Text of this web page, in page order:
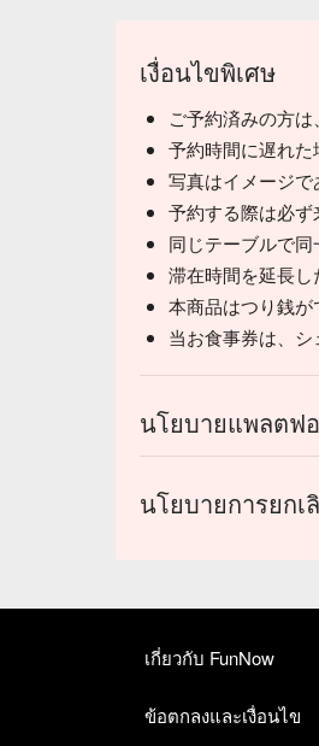
เงื่อนไขพิเศษ
ご予約済みの方は
予約時間に遅れた
写真はイメージで
予約する際は必ず
同じテーブルで同
滞在時間を延長し
本商品はつり銭が
当お食事券は、シ
นโยบายแพลตฟ
นโยบายการยกเ
เกี่ยวกับ FunNow
ข้อตกลงและเงื่อนไข